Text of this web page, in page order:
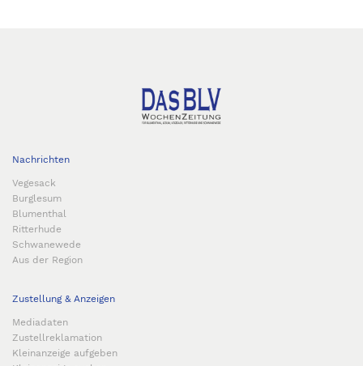
Nachrichten
Vegesack
Burglesum
Blumenthal
Ritterhude
Schwanewede
Aus der Region
Zustellung & Anzeigen
Mediadaten
Zustellreklamation
Kleinanzeige aufgeben